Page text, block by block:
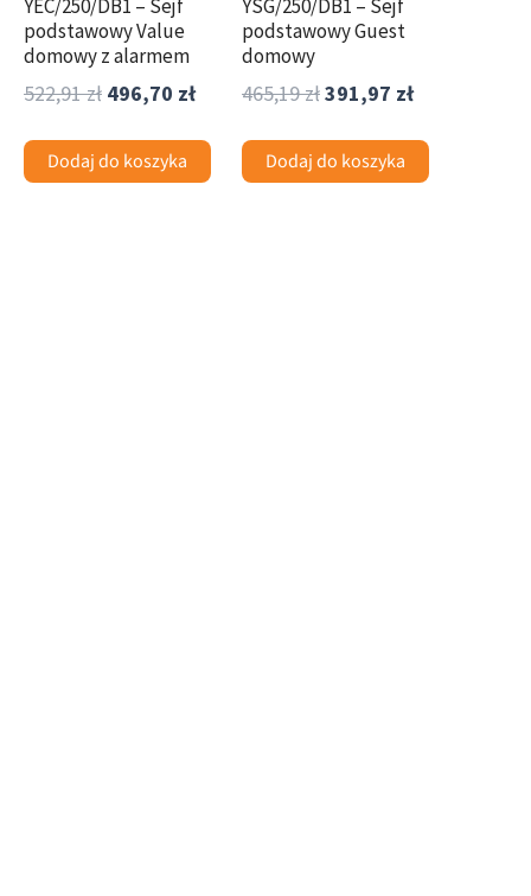
YEC/250/DB1 – Sejf
podstawowy Value
domowy z alarmem
522,91zł 496,70 zł
Dodaj do koszyka
YSG/250/DB1 – Sejf
podstawowy Guest
domowy
465,19zł391,97 zł
Dodaj do koszyka